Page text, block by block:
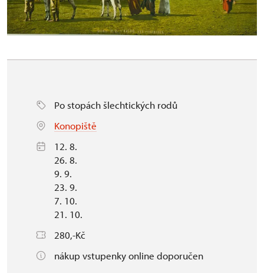
Po stopách šlechtických rodů
Konopiště
12. 8.
26. 8.
9. 9.
23. 9.
7. 10.
21. 10.
280,-Kč
nákup vstupenky online doporučen